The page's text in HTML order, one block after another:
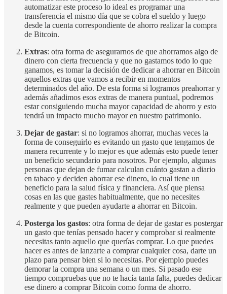
automatizar este proceso lo ideal es programar una
transferencia el mismo día que se cobra el sueldo y luego
desde la cuenta correspondiente de ahorro realizar la compra
de Bitcoin.
Extras: otra forma de asegurarnos de que ahorramos algo de
dinero con cierta frecuencia y que no gastamos todo lo que
ganamos, es tomar la decisión de dedicar a ahorrar en Bitcoin
aquellos extras que vamos a recibir en momentos
determinados del año. De esta forma si logramos preahorrar y
además añadimos esos extras de manera puntual, podremos
estar consiguiendo mucha mayor capacidad de ahorro y esto
tendrá un impacto mucho mayor en nuestro patrimonio.
Dejar de gastar: si no logramos ahorrar, muchas veces la
forma de conseguirlo es evitando un gasto que tengamos de
manera recurrente y lo mejor es que además esto puede tener
un beneficio secundario para nosotros. Por ejemplo, algunas
personas que dejan de fumar calculan cuánto gastan a diario
en tabaco y deciden ahorrar ese dinero, lo cual tiene un
beneficio para la salud física y financiera. Así que piensa
cosas en las que gastes habitualmente, que no necesites
realmente y que pueden ayudarte a ahorrar en Bitcoin.
Posterga los gastos: otra forma de dejar de gastar es postergar
un gasto que tenías pensado hacer y comprobar si realmente
necesitas tanto aquello que querías comprar. Lo que puedes
hacer es antes de lanzarte a comprar cualquier cosa, darte un
plazo para pensar bien si lo necesitas. Por ejemplo puedes
demorar la compra una semana o un mes. Si pasado ese
tiempo compruebas que no te hacía tanta falta, puedes dedicar
ese dinero a comprar Bitcoin como forma de ahorro.